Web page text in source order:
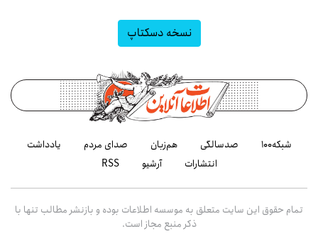
نسخه دسکتاپ
شبکه۱۰۰ صدسالگی هم‌زبان صدای مردم
یادداشت
انتشارات
آرشیو RSS
تمام حقوق این سایت متعلق به موسسه اطلاعات بوده و بازنشر مطالب تنها با
ذکر منبع مجاز است.